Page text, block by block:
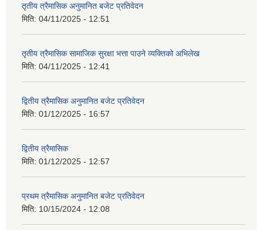
तृतीय त्रैमासिक अनुमानित बजेट प्रतिवेदन
मिति: 04/11/2025 - 12:51
तृतीय त्रैमासिक सामाजिक सुरक्षा भत्ता पाउने व्यक्तिको अभिलेख
मिति: 04/11/2025 - 12:41
द्वितीय त्रैमासिक अनुमानित बजेट प्रतिवेदन
मिति: 01/12/2025 - 16:57
द्वितीय त्रैमासिक
मिति: 01/12/2025 - 12:57
प्रथम त्रैमासिक अनुमानित बजेट प्रतिवेदन
मिति: 10/15/2024 - 12:08